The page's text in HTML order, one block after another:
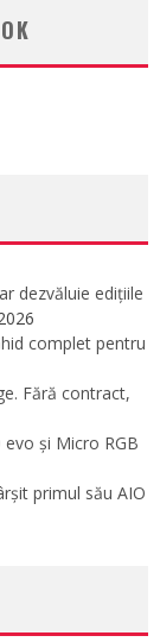
dezvăluie edițiile
complet pentru
Fără contract,
și Micro RGB
primul său AIO